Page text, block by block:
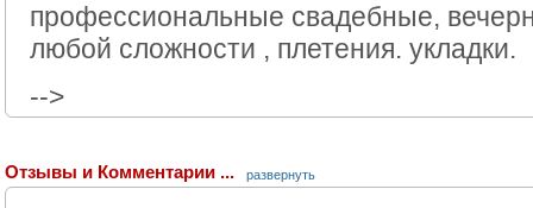
профессиональные свадебные,
любой сложности , плетения. укладки.
-->
Отзывы и Комментарии ... развернуть